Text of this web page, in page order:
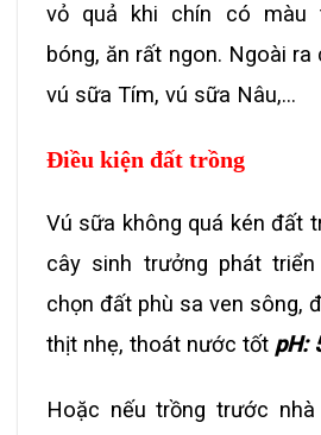
vỏ quả khi chín có màu
bóng, ăn rất ngon. Ngoài
vú sữa Tím, vú sữa Nâu,…
Điều kiện đất trồng
Vú sữa không quá kén đất
cây sinh trưởng phát
chọn đất phù sa ven sông,
thịt nhẹ, thoát nước tốt pH:
Hoặc nếu trồng trước